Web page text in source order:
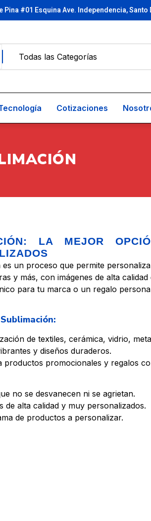
Pina #01 Esquina Ave. Independencia,
Cotizaciones
LA MEJOR
es un proceso que permite
y más, con imágenes de alta
para tu marca o un regalo
de textiles, cerámica, vidrio,
y diseños duraderos.
productos promocionales y regalos
no se desvanecen ni se agrietan.
de alta calidad y muy personalizados.
de productos a personalizar.